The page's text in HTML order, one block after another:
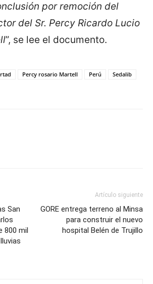
por remoción del
del Sr. Percy Ricardo Lucio
”, se lee el documento.
Percy rosario Martell Perú
Sedalib
San
800 mil
Artículo siguiente
GORE entrega terreno al Minsa
para construir el nuevo
hospital Belén de Trujillo